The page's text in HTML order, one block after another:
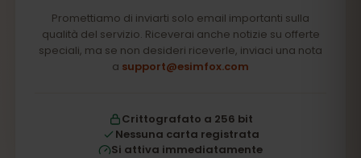
Promettiamo di inviarti solo email importanti sulla
qualità del servizio. Riceverai anche notizie su offerte
speciali, ma se non desideri riceverle, inviaci una nota
a support@esimfox.com
Crittografato a 256 bit
Nessuna carta registrata
Si attiva immediatamente